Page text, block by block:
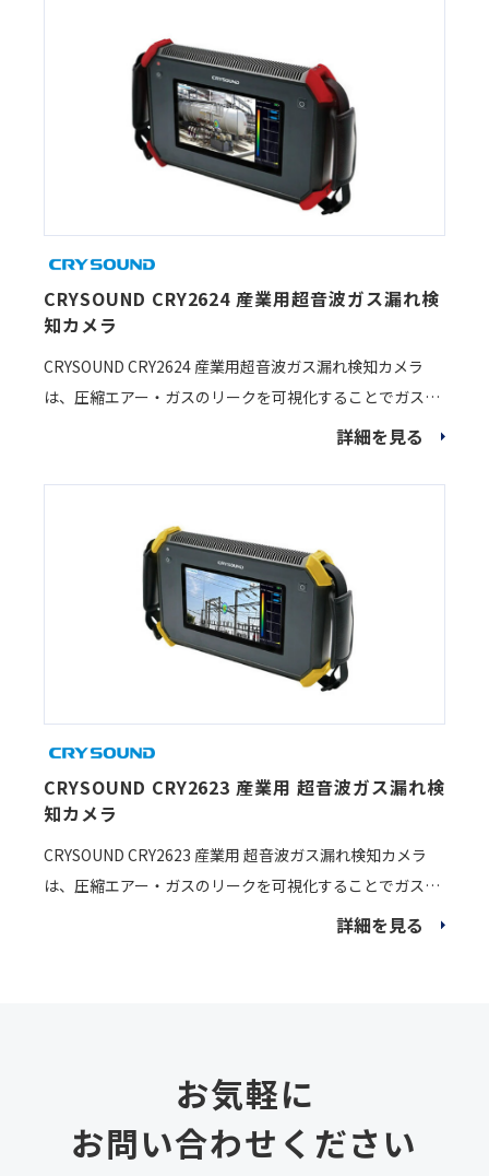
CRYSOUND CRY2624 産業用超音波ガス漏れ検
知カメラ
CRYSOUND CRY2624 産業用超音波ガス漏れ検知カメラ
は、圧縮エアー・ガスのリークを可視化することでガス漏
詳細を見る
CRYSOUND CRY2623 産業用 超音波ガス漏れ検
知カメラ
CRYSOUND CRY2623 産業用 超音波ガス漏れ検知カメラ
は、圧縮エアー・ガスのリークを可視化することでガス漏
詳細を見る
お気軽に
お問い合わせください